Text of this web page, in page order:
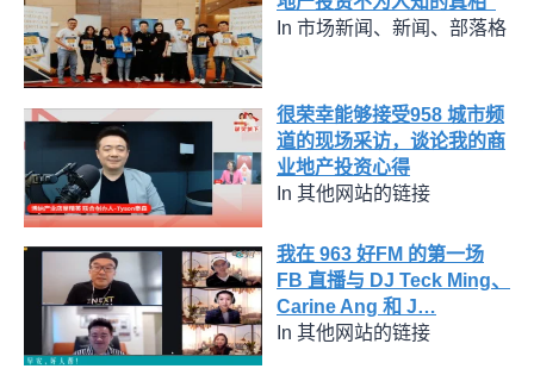
In 市场新闻、新闻、部落格
很荣幸能够接受958 城市频
道的现场采访，谈论我的商
业地产投资心得
In 其他网站的链接
我在 963 好FM 的第一场
FB 直播与 DJ Teck Ming、
Carine Ang 和 J…
In 其他网站的链接